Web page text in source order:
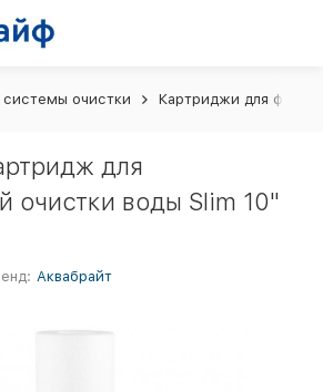
очистки Картриджи для
для
очистки воды Slim 10"
Аквабрайт